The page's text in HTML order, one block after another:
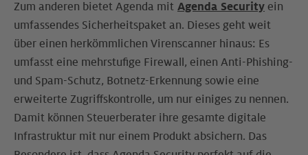
Zum anderen bietet Agenda mit Agenda Security ein
umfassendes Sicherheitspaket an. Dieses geht weit
über einen herkömmlichen Virenscanner hinaus: Es
umfasst eine mehrstufige Firewall, einen Anti-Phishing-
und Spam-Schutz, Botnetz-Erkennung sowie eine
erweiterte Zugriffskontrolle, um nur einiges zu nennen.
Damit können Steuerberater ihre gesamte digitale
Infrastruktur mit nur einem Produkt absichern. Das